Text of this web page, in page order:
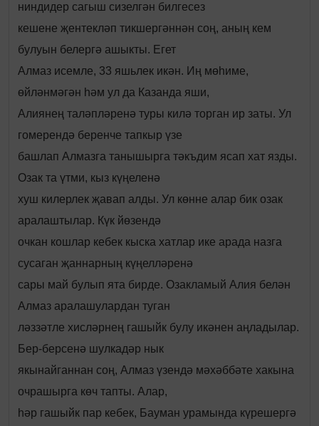
ниндидер сагыш сизелгән билгесез
кешене җентекләп тикшергәннән соң, аның кем
булуын белергә ашыкты. Егет
Алмаз исемле, 33 яшьлек икән. Иң мөһиме,
өйләнмәгән һәм ул да Казанда яши,
Алиянең таләпләренә туры килә торган ир заты. Ул
гомерендә беренче тапкыр үзе
башлап Алмазга танышырга тәкъдим ясап хат язды.
Озак та үтми, кыз күңеленә
хуш килерлек җавап алды. Ул көнне алар бик озак
аралаштылар. Күк йөзендә
очкан кошлар кебек кыска хатлар ике арада назга
сусаган җаннарның күңелләренә
сары май булып ята бирде. Озакламый Алия белән
Алмаз аралашулардан туган
ләззәтле хисләрнең гашыйк булу икәнен аңладылар.
Бер-берсенә шулкадәр нык
якынайганнан соң, Алмаз үзендә мәхәббәте хакына
очрашырга көч тапты. Алар,
һәр гашыйк пар кебек, Бауман урамында күрешергә